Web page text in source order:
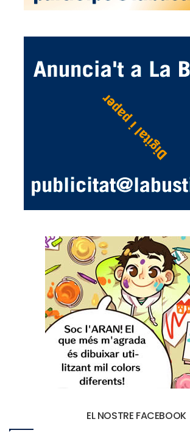
EL NOSTRE FACEBOOK